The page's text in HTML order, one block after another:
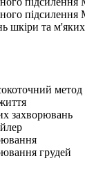
шкіри та
метод
захворювань
грудей